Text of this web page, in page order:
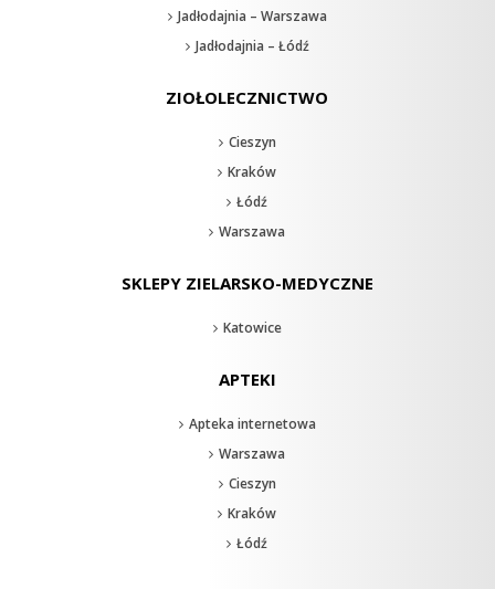
Jadłodajnia – Warszawa
Jadłodajnia – Łódź
ZIOŁOLECZNICTWO
Cieszyn
Kraków
Łódź
Warszawa
SKLEPY ZIELARSKO-MEDYCZNE
Katowice
APTEKI
Apteka internetowa
Warszawa
Cieszyn
Kraków
Łódź